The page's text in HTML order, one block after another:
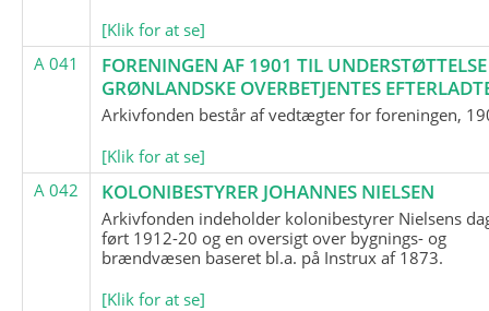
[Klik for at se]
A 041
FORENINGEN AF 1901 TIL
GRØNLANDSKE OVERBETJENTES
Arkivfonden består af vedtægter for foreningen,
[Klik for at se]
A 042
KOLONIBESTYRER JOHANNES NIELSEN
Arkivfonden indeholder kolonibestyrer Nielsens
ført 1912-20 og en oversigt over bygnings- og
brændvæsen baseret bl.a. på Instrux af 1873.
[Klik for at se]